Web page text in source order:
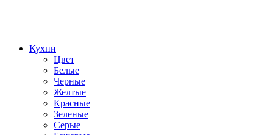
Кухни
Цвет
Белые
Черные
Желтые
Красные
Зеленые
Серые